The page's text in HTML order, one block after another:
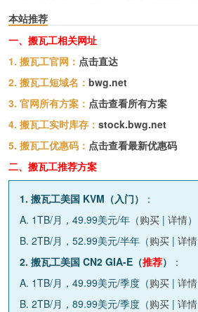
本站推荐
一、搬瓦工相关网址
1. 搬瓦工官网： 点击直达
2. 搬瓦工短域名： bwg.net
3. 官网所有方案： 点击查看所有方案
4. 搬瓦工实时库存： stock.bwg.net
5. 搬瓦工优惠码： 点击查看最新优惠码
二、搬瓦工推荐方案
1. 搬瓦工美国 KVM（入门）
：
A. 1TB/月，49.99美元/年（购买 | 详情）
B. 2TB/月，52.99美元/半年（购买 | 详情
2. 搬瓦工美国 CN2 GIA-E（推荐）
：
A. 1TB/月，49.99美元/季度（购买 | 详情
B. 2TB/月，89.99美元/季度（购买 | 详情